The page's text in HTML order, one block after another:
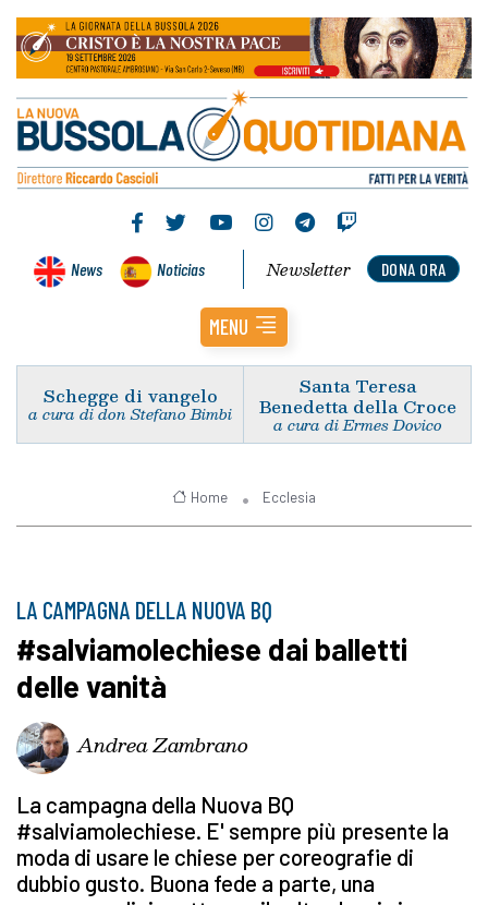
News Noticias DONA ORA
Newsletter
MENU
Schegge di vangelo
a cura di don Stefano Bimbi
Santa Teresa
Benedetta della Croce
a cura di Ermes Dovico
Home Ecclesia
LA CAMPAGNA DELLA NUOVA BQ
#salviamolechiese dai balletti
delle vanità
Andrea Zambrano
La campagna della Nuova BQ
#salviamolechiese. E' sempre più presente la
moda di usare le chiese per coreografie di
dubbio gusto. Buona fede a parte, una